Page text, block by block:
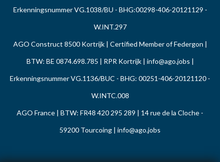
Erkenningsnummer VG.1038/BU - BHG:00298-406-20121129 -
W.INT.297
AGO Construct 8500 Kortrijk | Certified Member of Federgon |
BTW: BE 0874.698.785 | RPR Kortrijk | info@ago.jobs |
Erkenningsnummer VG.1136/BUC - BHG: 00251-406-20121120 -
W.INTC.008
AGO France | BTW: FR48 420 295 289 | 14 rue de la Cloche -
59200 Tourcoing | info@ago.jobs